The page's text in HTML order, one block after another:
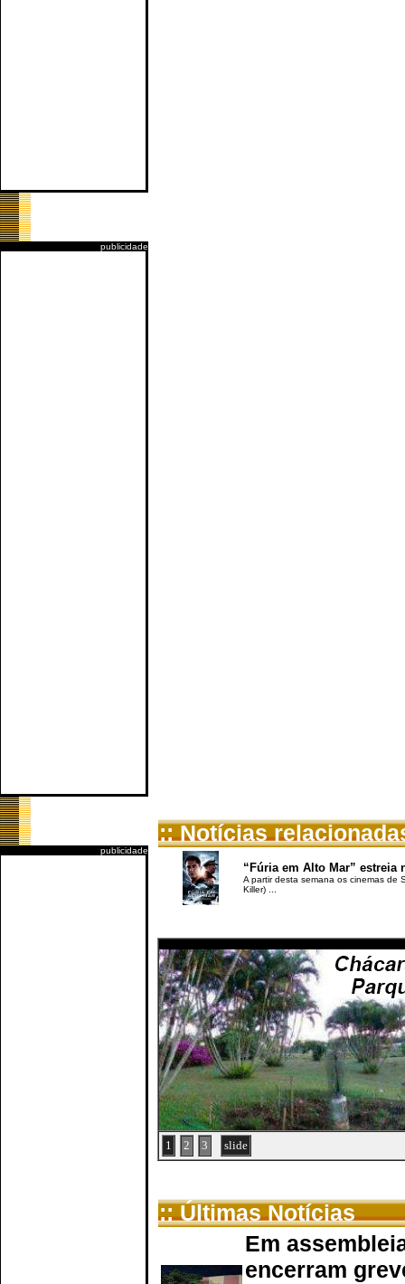
publicidade
publicidade
:: Notícias
“Fúria em Alto Mar” estreia
A partir desta semana os cinemas de
Killer) ...
1 2 3 slide
:: Últimas Notícias
Em
encerram